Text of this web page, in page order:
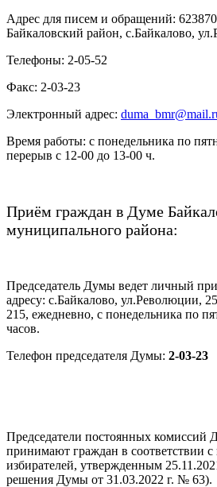
Адрес для писем и обращений: 623870
Байкаловский район, с.Байкалово,
Телефоны: 2-05-52
Факс: 2-03-23
Электронный адрес:
Время работы: с понедельника по
перерыв с 12-00 до 13-00 ч.
Приём граждан в Думе
муниципального района:
Председатель Думы ведет личный
адресу: с.Байкалово, ул.Революции,
215, ежедневно, с понедельника по
часов.
Телефон председателя Думы: 2-03-23
Председатели постоянных
принимают граждан в соответствии
избирателей, утвержденным
решения Думы от 31.03.2022 г. № 63).